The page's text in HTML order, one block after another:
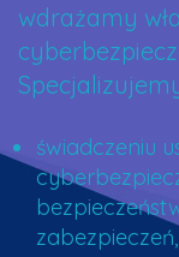
wdrażamy
świadczeniu